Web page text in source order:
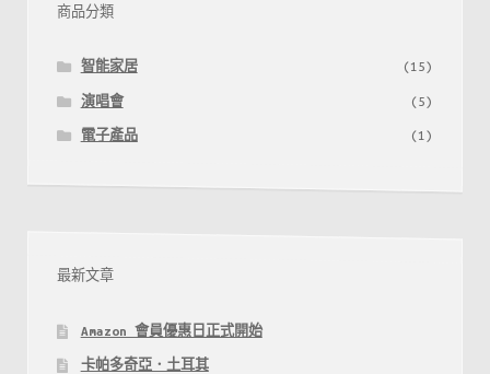
商品分類
智能家居 (15)
演唱會 (5)
電子產品 (1)
最新文章
Amazon 會員優惠日正式開始
卡帕多奇亞．土耳其